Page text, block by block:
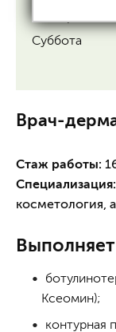
Суббота
Врач-
Стаж работы:
Специализация:
косметология,
Ксеомин);
контурная